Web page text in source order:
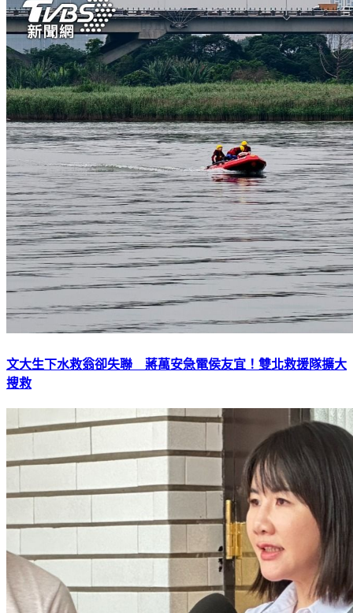
文大生下水救翁卻失聯 蔣萬安急電侯友宜！雙北救援隊擴大
搜救